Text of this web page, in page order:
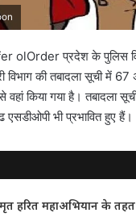
olOrder प्रदेश के पुलिस
की तबादला सूची में 67
वहां किया गया है। तबादला
एसडीओपी भी प्रभावित हुए हैं।
हरित महाअभियान के